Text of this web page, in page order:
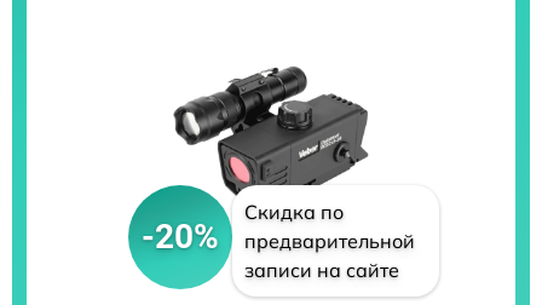
-20%
Скидка по
предварительной
записи на сайте